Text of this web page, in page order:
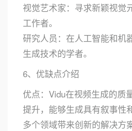
视觉艺术家：寻求新颖视觉
工作者。
研究人员：在人工智能和机
生成技术的学者。
6、优缺点介绍
优点：Vidu在视频生成的质
提升，能够生成具有叙事性
多个领域带来创新的解决方